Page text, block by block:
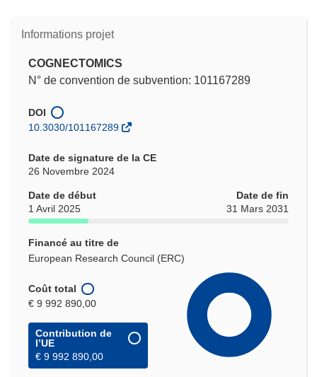
Informations projet
COGNECTOMICS
N° de convention de subvention: 101167289
DOI
10.3030/101167289
Date de signature de la CE
26 Novembre 2024
Date de début
1 Avril 2025
Date de fin
31 Mars 2031
Financé au titre de
European Research Council (ERC)
Coût total
€ 9 992 890,00
Contribution de
l’UE
€ 9 992 890,00